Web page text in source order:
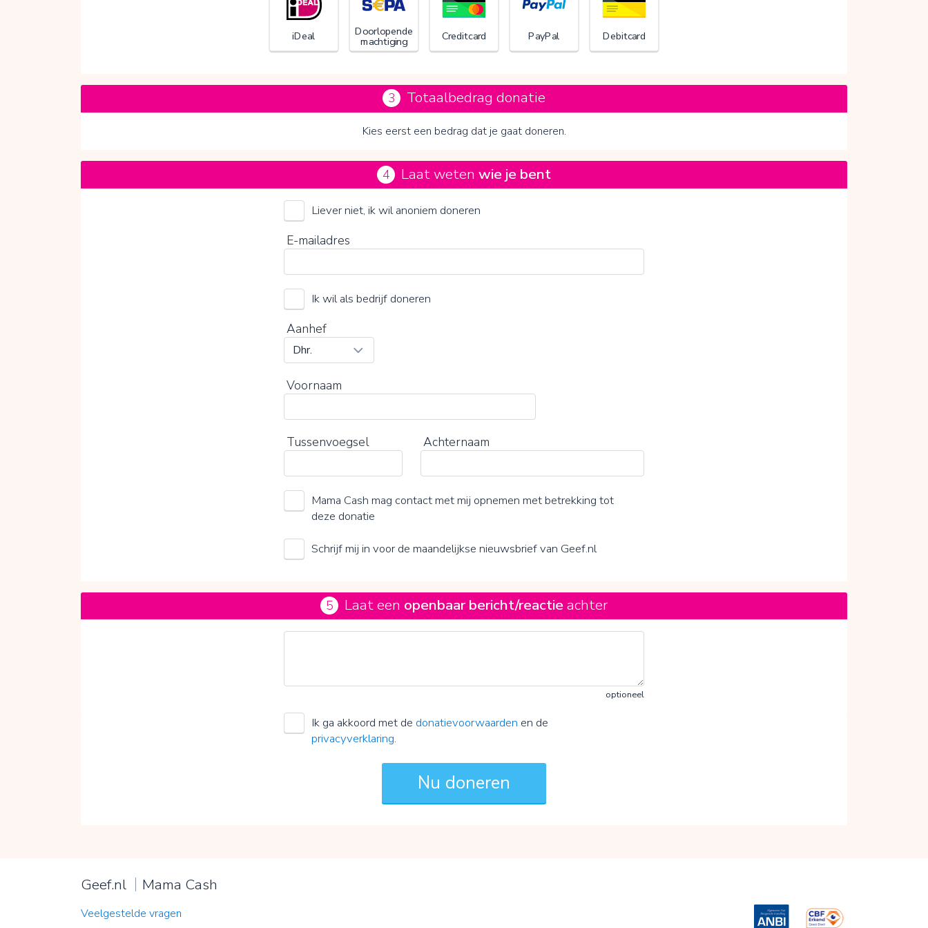
iDeal Doorlopende
machtiging Creditcard PayPal Debitcard
3 Totaalbedrag donatie
Kies eerst een bedrag dat je gaat doneren.
4 Laat weten wie je bent
Liever niet, ik wil anoniem doneren
E-mailadres
Ik wil als bedrijf doneren
Aanhef
Voornaam
Tussenvoegsel Achternaam
Mama Cash mag contact met mij opnemen met betrekking tot
deze donatie
Schrijf mij in voor de maandelijkse nieuwsbrief van Geef.nl
5 Laat een openbaar bericht/reactie achter
optioneel
Ik ga akkoord met de donatievoorwaarden en de
privacyverklaring.
Geef.nl Mama Cash
Veelgestelde vragen